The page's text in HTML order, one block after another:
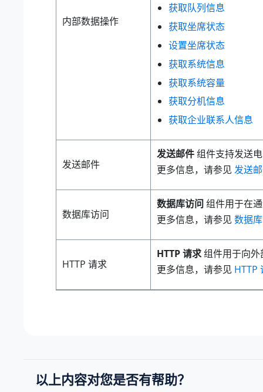
内部数据操作
获取队列信息
获取坐席状态
设置坐席状态
获取系统信息
获取系统容量
获取分机信息
获取企业联系人信息
发送邮件
发送邮件组件支持发送
更多信息，请参见 发送
数据库访问
数据库访问 组件用于在
更多信息，请参见 数据
HTTP 请求
HTTP 请求组件用于向
更多信息，请参见 HTTP
以上内容对您是否有帮助？